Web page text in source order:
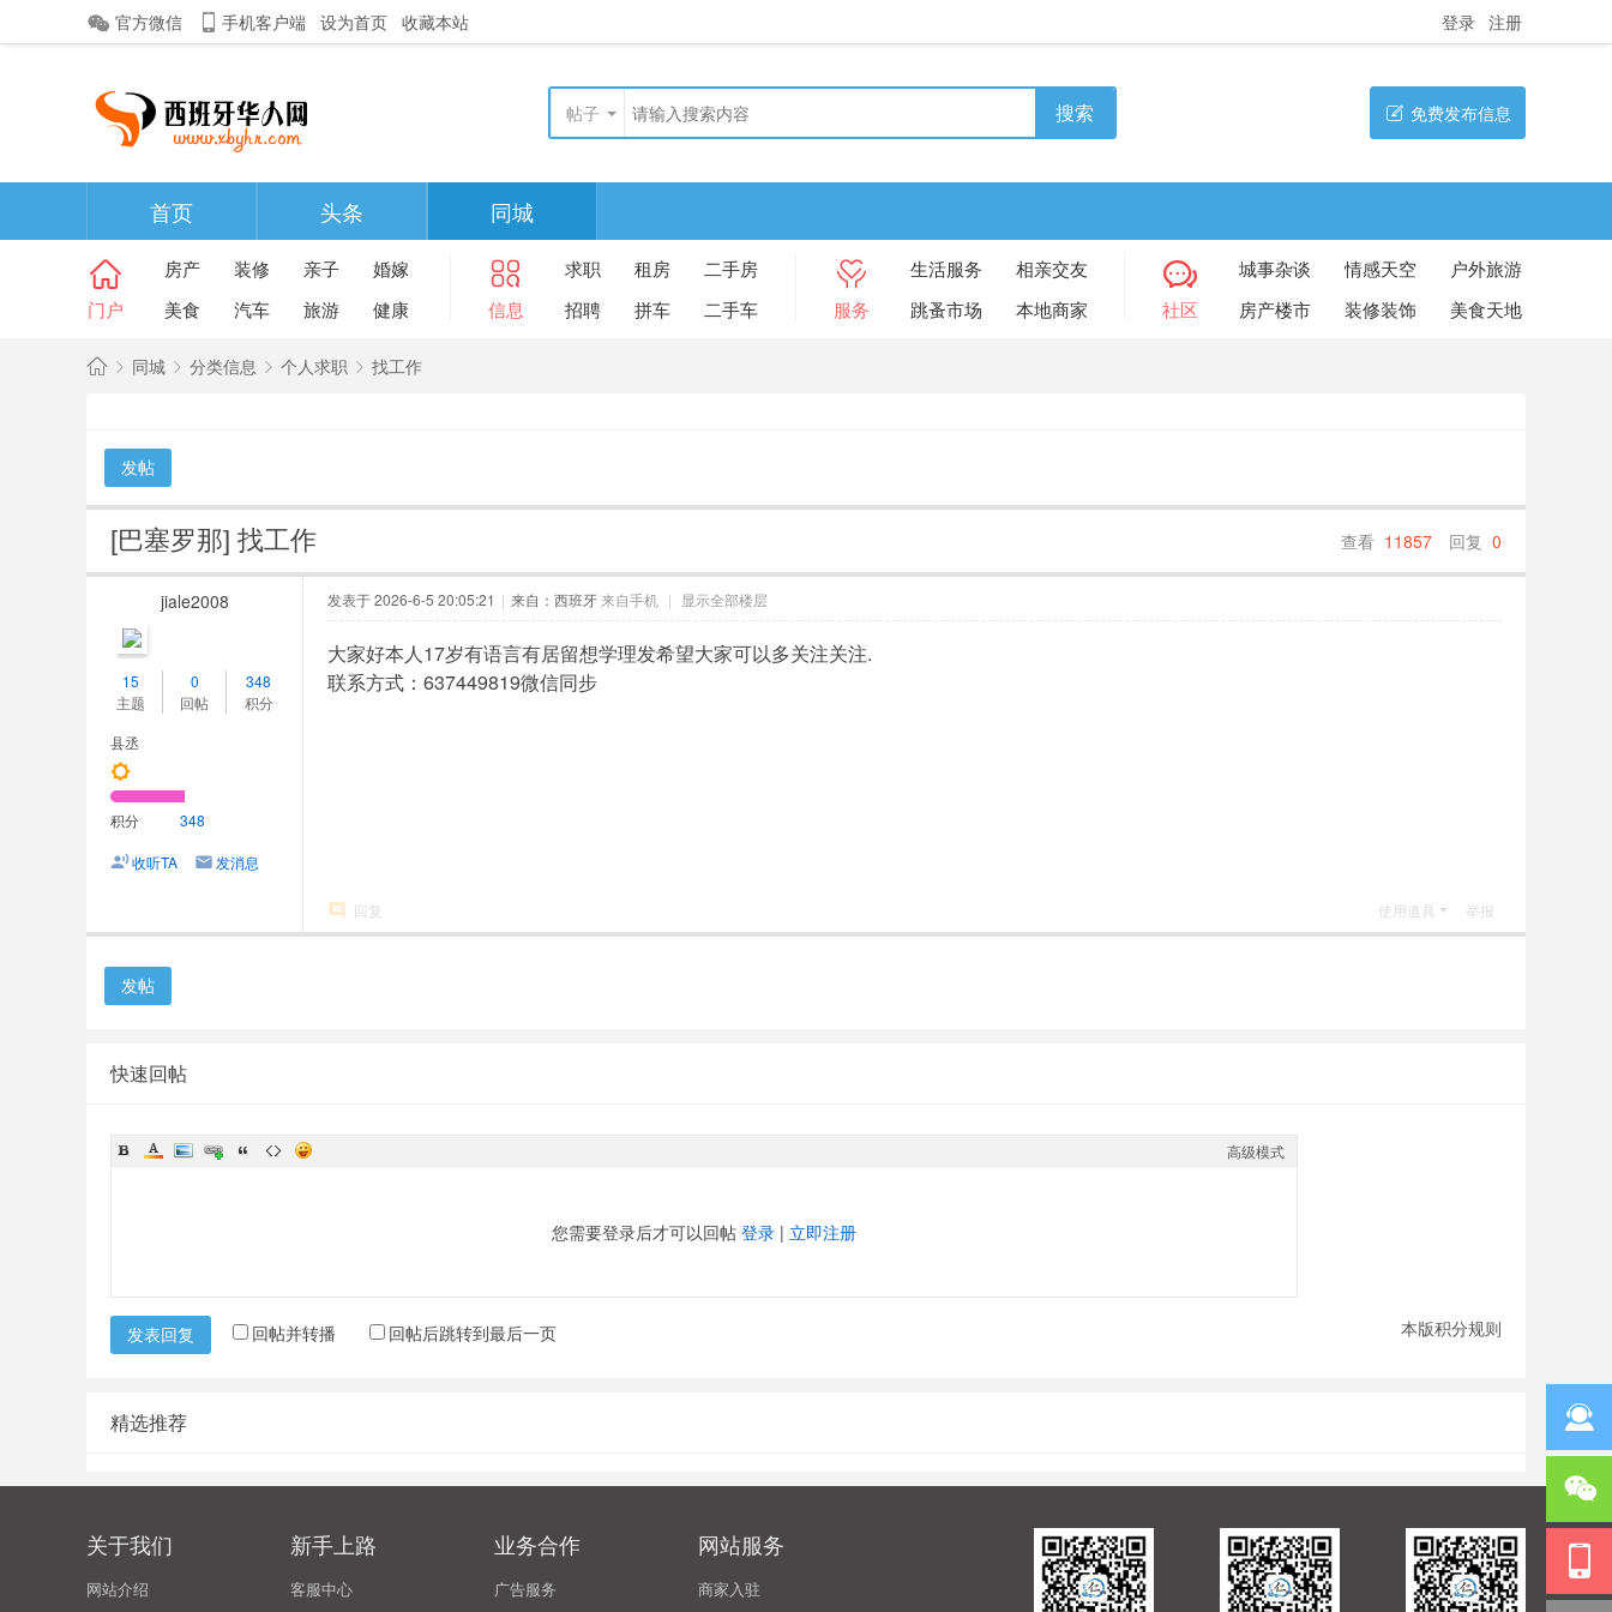
官方微信 手机客户端 设为首页 收藏本站 登录 注册
帖子 搜索 免费发布信息
首页 头条 同城
门户
房产 装修 亲子
婚嫁
美食
汽车 旅游 健康 信息
求职 租房
二手房
招聘
拼车 二手车 服务
生活服务
相亲交友
跳蚤市场
本地商家 社区
城事杂谈 情感天空
户外旅游
房产楼市
装修装饰 美食天地
华
网
»
同城 分类信息 个人求职 找工作
发帖
查看 11857 回复 0
[巴塞罗那] 找工作
jiale2008
15
主题
0
回帖
348
积分
县丞
积分 348
收听TA 发消息
发表于 2026-6-5 20:05:21 | 来自：西班牙来自手机 | 显示全部楼层
大家好本人17岁有语言有居留想学理发希望大家可以多关注关注.
联系方式：637449819微信同步
回复 使用道具 举报
发帖
快速回帖
高级模式
您需要登录后才可以回帖 登录 | 立即注册
本版积分规则
发表回复 回帖并转播 回帖后跳转到最后一页
精选推荐
关于我们
网站介绍
新手上路
客服中心
业务合作
广告服务
网站服务
商家入驻